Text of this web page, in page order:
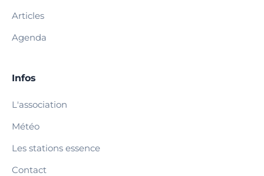
Articles
Agenda
Infos
L'association
Météo
Les stations essence
Contact